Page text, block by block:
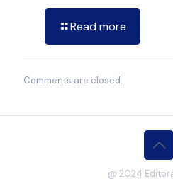
Read more
Comments are closed.
@ 2024